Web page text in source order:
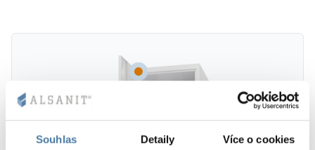
Souhlas Detaily Více o cookies